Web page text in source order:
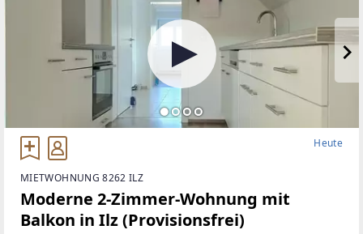
Heute
MIETWOHNUNG 8262 ILZ
Moderne 2-Zimmer-Wohnung mit
Balkon in Ilz (Provisionsfrei)